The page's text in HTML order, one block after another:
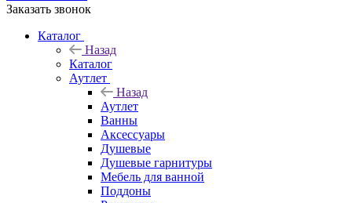
Заказать звонок
Каталог
Назад
Каталог
Аутлет
Назад
Аутлет
Ванны
Аксессуары
Душевые
Душевые гарнитуры
Мебель для ванной
Поддоны